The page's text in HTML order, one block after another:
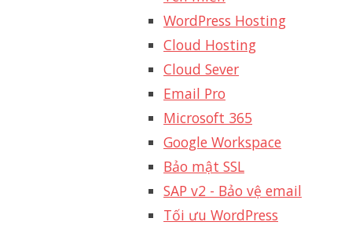
WordPress Hosting
Cloud Hosting
Cloud Sever
Email Pro
Microsoft 365
Google Workspace
Bảo mật SSL
SAP v2 - Bảo vệ email​
Tối ưu WordPress